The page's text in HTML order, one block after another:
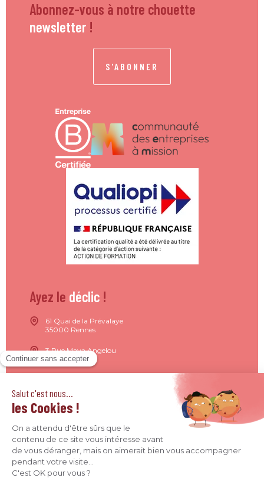
Abonnez-vous à notre chouette
newsletter !
S'ABONNER
Ayez le déclic !
61 Quai de la Prévalaye
35000 Rennes
3 Rue Maya Angelou
44200 Nantes
4 Quai Jean Moulin
09 71 37 26 34
contact@agence-declic.fr